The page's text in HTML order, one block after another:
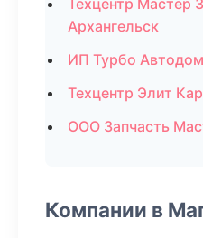
Техцентр Мастер
Архангельск
ИП Турбо
Техцентр Элит
ООО Запчасть
Компании в